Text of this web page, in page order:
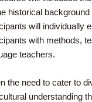
historical
will individually
with methods,
teachers.
the need to cater to
understanding